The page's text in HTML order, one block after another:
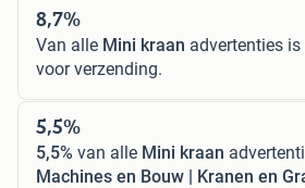
8,7%
Van alle Mini kraan advertenties is
voor verzending.
5,5%
5,5% van alle Mini kraan
Machines en Bouw | Kranen en